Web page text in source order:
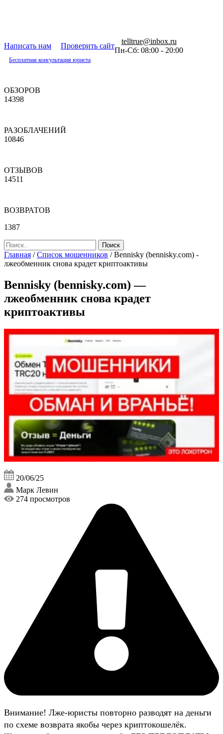
Написать нам Проверить сайт
telltrue@inbox.ru
Пн-Сб: 08:00 - 20:00
Бесплатная консультация юриста
ОБЗОРОВ
14398
РАЗОБЛАЧЕНИЙ
10846
ОТЗЫВОВ
14511
ВОЗВРАТОВ
1387
Главная /Список мошенников /Bennisky (bennisky.com) -
лжеобменник снова крадет криптоактивы
Bennisky (bennisky.com) —
лжеобменник снова крадет
криптоактивы
20/06/25
Марк Левин
274 просмотров
Внимание! Лже-юристы повторно разводят на деньги
по схеме возврата якобы через криптокошелёк.